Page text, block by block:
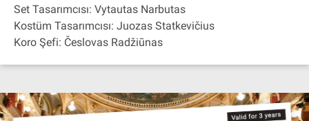
Set Tasarımcısı: Vytautas Narbutas
Kostüm Tasarımcısı: Juozas Statkevičius
Koro Şefi: Česlovas Radžiūnas